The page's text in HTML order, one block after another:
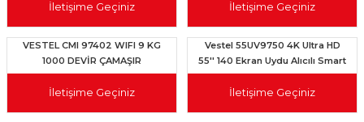
İletişime Geçiniz İletişime Geçiniz
VESTEL CMI 97402 WIFI 9 KG
1000 DEVİR ÇAMAŞIR
MAKİNESİ-20350198
İletişime Geçiniz
Vestel 55UV9750 4K Ultra HD
55'' 140 Ekran Uydu Alıcılı Smart
LED TV
İletişime Geçiniz